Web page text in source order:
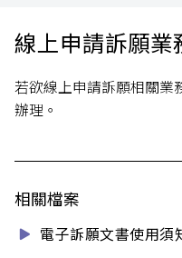
線上申請訴願業
若欲線上申請訴願相關業
辦理。
相關檔案
電子訴願文書使用須